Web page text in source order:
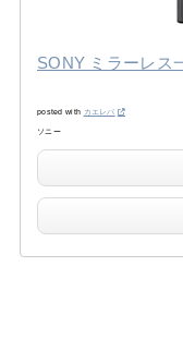
SONY ミラーレス
posted with カエレバ
ソニー